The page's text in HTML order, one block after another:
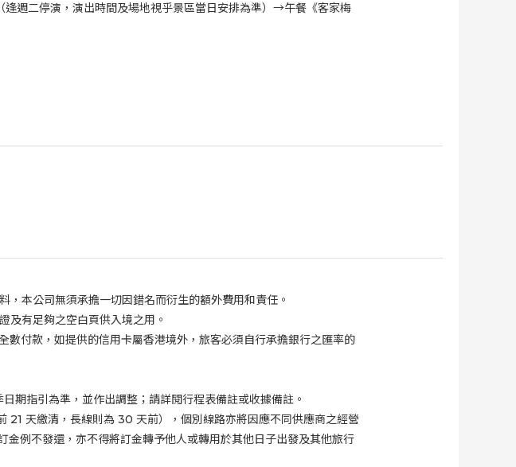
週二停演，演出時間及場地視乎景區當日安排為準）→午餐《客家梅
本公司無須承擔一切因錯名而衍生的額外費用和責任。
及有足夠之空白頁供入境之用。
數付款，如提供的信用卡屬香港境外，旅客必須自行承擔銀行之匯率的
期指引為準，並作出調整；請詳閱行程表備註或收據備註。
21 天繳清，長線則為 30 天前），個別線路亦將因應不同供應商之經營
例不發還，亦不得將訂金轉予他人或轉用於其他日子出發及其他旅行